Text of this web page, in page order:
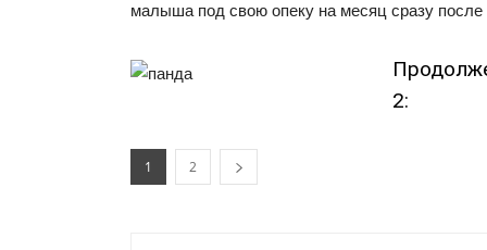
малыша под свою опеку на месяц сразу после
2:
1 2